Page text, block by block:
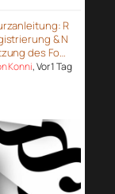
R
& N
des Fo…
Konni, Vor 1 Tag